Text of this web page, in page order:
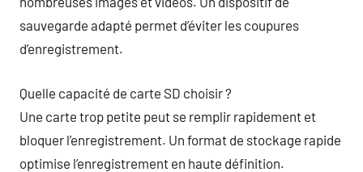
sauvegarde adapté permet d’éviter les coupures
d’enregistrement.
Quelle capacité de carte SD choisir ?
Une carte trop petite peut se remplir rapidement et
bloquer l’enregistrement. Un format de stockage rapide
optimise l’enregistrement en haute définition.